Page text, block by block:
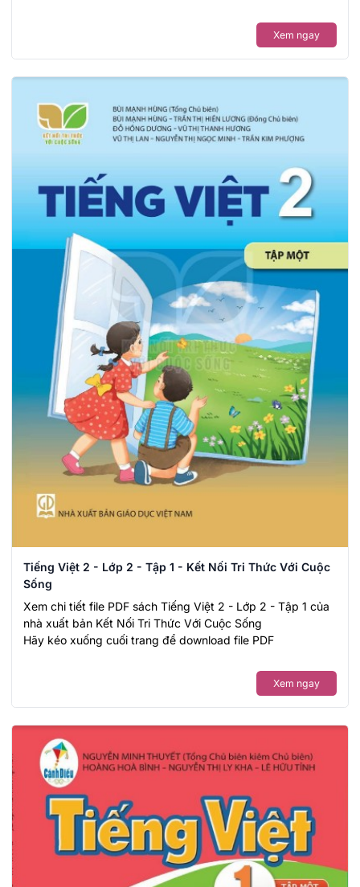
Xem ngay
Tiếng Việt 2 - Lớp 2 - Tập 1 - Kết Nối Tri Thức Với Cuộc
Sống
Xem chi tiết file PDF sách Tiếng Việt 2 - Lớp 2 - Tập 1 của
nhà xuất bản Kết Nối Tri Thức Với Cuộc Sống
Hãy kéo xuống cuối trang để download file PDF
Xem ngay